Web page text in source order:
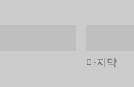
마지막